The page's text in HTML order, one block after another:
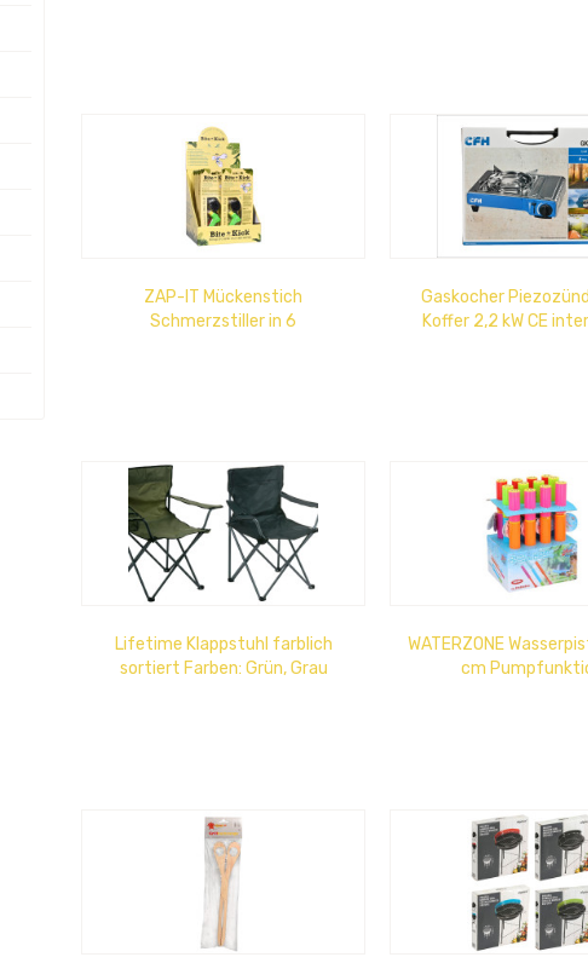
ZAP-IT Mückenstich
Schmerzstiller in 6
Gaskocher
Koffer 2,2 kW CE
Lifetime Klappstuhl farblich
sortiert Farben: Grün, Grau
WATERZONE
cm